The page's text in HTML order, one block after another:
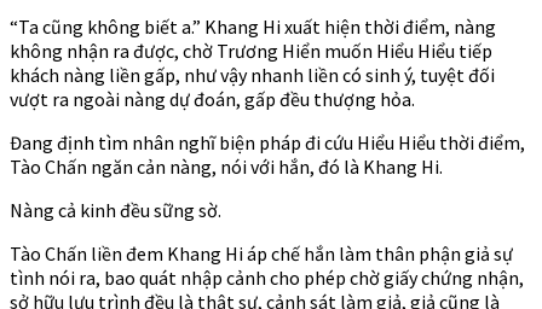
“Ta cũng không biết a.” Khang Hi xuất hiện thời điểm, nàng
không nhận ra được, chờ Trương Hiển muốn Hiểu Hiểu tiếp
khách nàng liền gấp, như vậy nhanh liền có sinh ý, tuyệt đối
vượt ra ngoài nàng dự đoán, gấp đều thượng hỏa.
Đang định tìm nhân nghĩ biện pháp đi cứu Hiểu Hiểu thời điểm,
Tào Chấn ngăn cản nàng, nói với hắn, đó là Khang Hi.
Nàng cả kinh đều sững sờ.
Tào Chấn liền đem Khang Hi áp chế hắn làm thân phận giả sự
tình nói ra, bao quát nhập cảnh cho phép chờ giấy chứng nhận,
sở hữu lưu trình đều là thật sự, cảnh sát làm giả, giả cũng là